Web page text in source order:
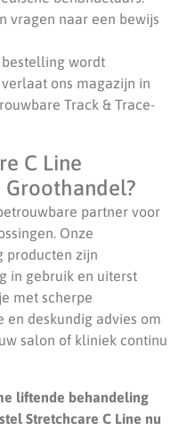
vragen naar een bewijs
bestelling wordt
ons magazijn in
Track & Trace-
C Line
partner voor
Onze
producten zijn
in gebruik en uiterst
met scherpe
en deskundig advies om
salon of kliniek continu
liftende behandeling
Stretchcare C Line nu